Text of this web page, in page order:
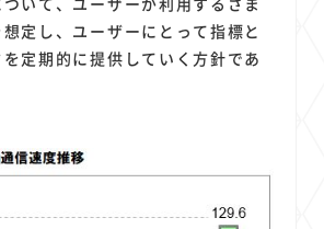
定し、ユーザーにとって指標と
定期的に提供していく方針であ